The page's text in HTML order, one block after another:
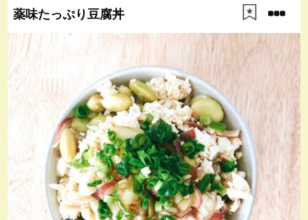
薬味たっぷり豆腐丼